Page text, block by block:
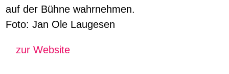
auf der Bühne wahrnehmen.
Foto: Jan Ole Laugesen
zur Website